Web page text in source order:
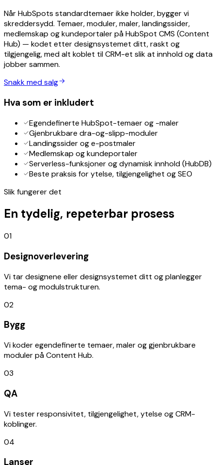
Når HubSpots standardtemaer ikke holder, bygger vi
skreddersydd. Temaer, moduler, maler, landingssider,
medlemskap og kundeportaler på HubSpot CMS (Content
Hub) — kodet etter designsystemet ditt, raskt og
tilgjengelig, med alt koblet til CRM-et slik at innhold og data
jobber sammen.
Snakk med salg
Hva som er inkludert
Egendefinerte HubSpot-temaer og -maler
Gjenbrukbare dra-og-slipp-moduler
Landingssider og e-postmaler
Medlemskap og kundeportaler
Serverless-funksjoner og dynamisk innhold (HubDB)
Beste praksis for ytelse, tilgjengelighet og SEO
Slik fungerer det
En tydelig, repeterbar prosess
01
Designoverlevering
Vi tar designene eller designsystemet ditt og planlegger
tema- og modulstrukturen.
02
Bygg
Vi koder egendefinerte temaer, maler og gjenbrukbare
moduler på Content Hub.
03
QA
Vi tester responsivitet, tilgjengelighet, ytelse og CRM-
koblinger.
04
Lanser